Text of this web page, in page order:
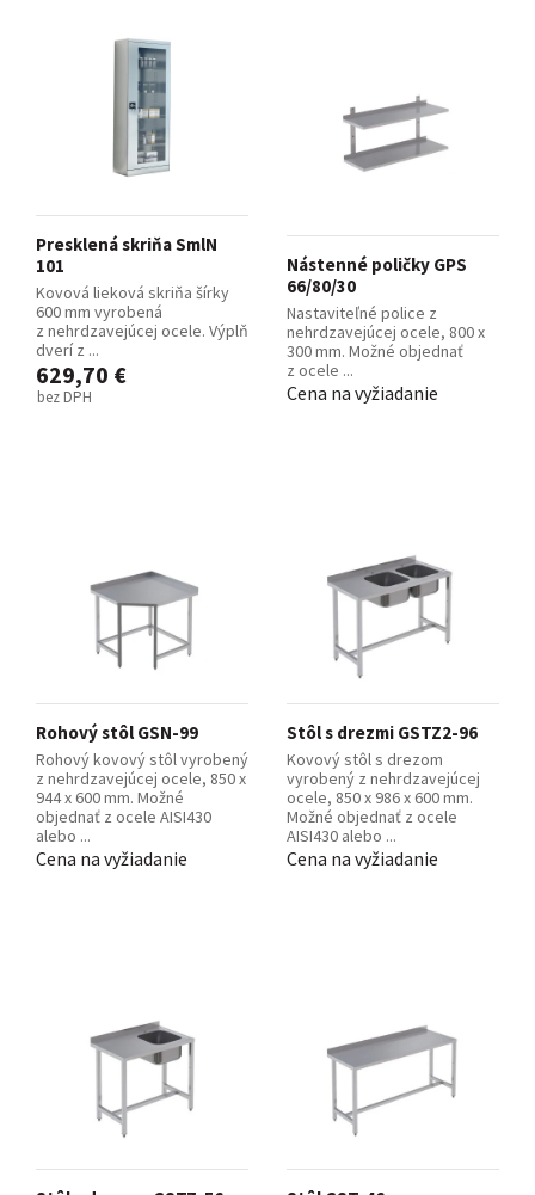
Presklená skriňa SmlN
101
Kovová lieková skriňa šírky
600 mm vyrobená
z nehrdzavejúcej ocele. Výplň
dverí z ...
629,70 €
bez DPH
Nástenné poličky GPS
66/80/30
Nastaviteľné police z
nehrdzavejúcej ocele, 800 x
300 mm. Možné objednať
z ocele ...
Cena na vyžiadanie
Rohový stôl GSN-99
Rohový kovový stôl vyrobený
z nehrdzavejúcej ocele, 850 x
944 x 600 mm. Možné
objednať z ocele AISI430
alebo ...
Cena na vyžiadanie
Stôl s drezmi GSTZ2-96
Kovový stôl s drezom
vyrobený z nehrdzavejúcej
ocele, 850 x 986 x 600 mm.
Možné objednať z ocele
AISI430 alebo ...
Cena na vyžiadanie